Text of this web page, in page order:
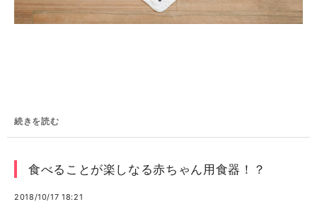
続きを読む
食べることが楽しなる赤ちゃん用食器！？
2018/10/17 18:21